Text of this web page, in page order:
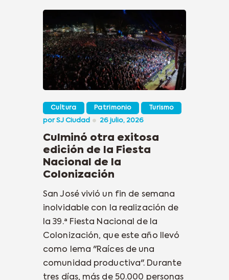
Cultura Patrimonio Turismo
porSJ Ciudad 26 julio, 2026
Culminó otra exitosa
edición de la Fiesta
Nacional de la
Colonización
San José vivió un fin de semana
inolvidable con la realización de
la 39.ª Fiesta Nacional de la
Colonización, que este año llevó
como lema "Raíces de una
comunidad productiva". Durante
tres días, más de 50.000 personas